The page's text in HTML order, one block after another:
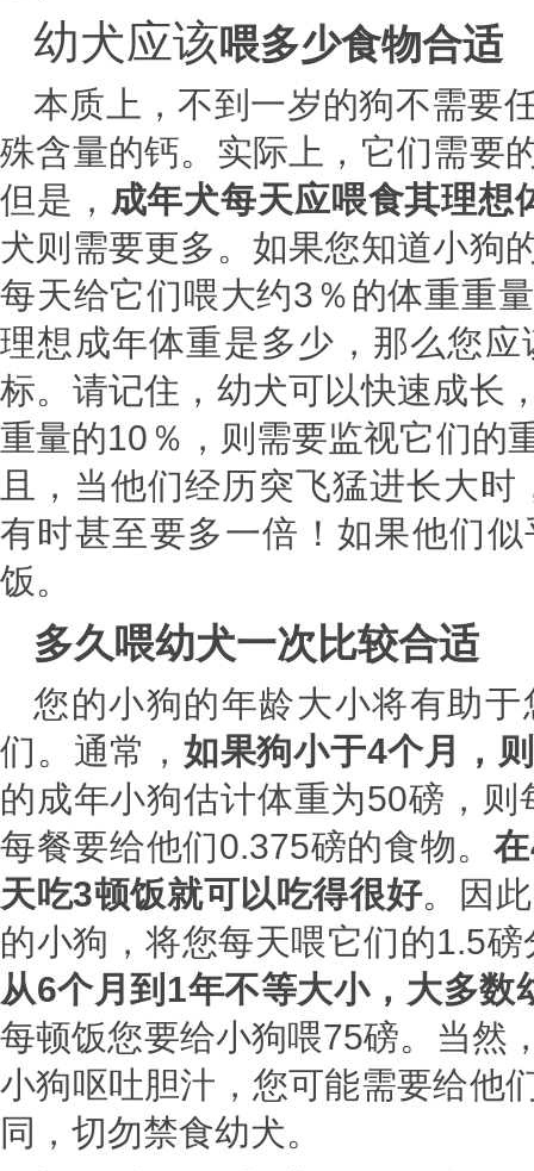
幼犬应该喂多少食物合适
本质上，不到一岁的狗不需要
殊含量的钙。实际上，它们需要
但是， 成年犬每天应喂食其理想
犬则需要更多。如果您知道小狗
每天给它们喂大约3％的体重重
理想成年体重是多少，那么您
标。请记住，幼犬可以快速成长
重量的10％，则需要监视它们的
且，当他们经历突飞猛进长大
有时甚至要多一倍！如果他们
饭。
多久喂幼犬一次比较合适
您的小狗的年龄大小将有助
们。通常， 如果狗小于4个月，
的成年小狗估计体重为50磅，
每餐要给他们0.375磅的食物。
天吃3顿饭就可以吃得很好。因
的小狗，将您每天喂它们的1.5
从6个月到1年不等大小，大多数
每顿饭您要给小狗喂75磅。当然
小狗呕吐胆汁，您可能需要给他
同，切勿禁食幼犬。